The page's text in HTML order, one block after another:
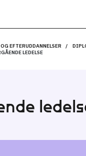
EFTERUDDANNELSER
LEDELSE